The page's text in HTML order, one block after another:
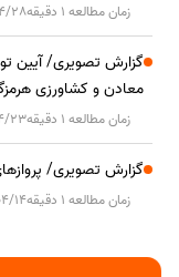
زمان مطالعه 1 دقیقه 28
گزارش تصویری/ آیین
معادن و کشاورزی
زمان مطالعه 1 دقیقه 23
گزارش تصویری/
زمان مطالعه 1 دقیقه 14